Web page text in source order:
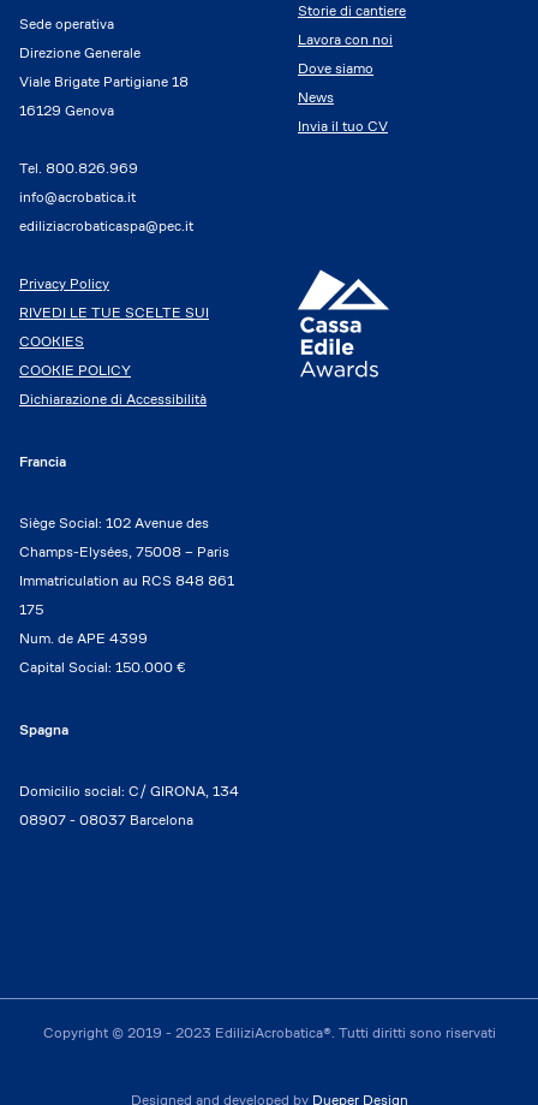
Sede operativa
Direzione Generale
Viale Brigate Partigiane 18
16129 Genova
Tel. 800.826.969
info@acrobatica.it
ediliziacrobaticaspa@pec.it
Storie di cantiere
Lavora con noi
Dove siamo
News
Invia il tuo CV
Privacy Policy
RIVEDI LE TUE SCELTE SUI
COOKIES
COOKIE POLICY
Dichiarazione di Accessibilità
Francia
Siège Social: 102 Avenue des
Champs-Elysées, 75008 – Paris
Immatriculation au RCS 848 861
175
Num. de APE 4399
Capital Social: 150.000 €
Spagna
Domicilio social: C/ GIRONA, 134
08907 - 08037 Barcelona
Copyright © 2019 - 2023 EdiliziAcrobatica®. Tutti diritti sono riservati
Designed and developed by Dueper Design